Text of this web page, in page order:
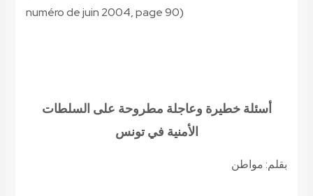
numéro de juin 2004, page 90)
أسئلة خطيرة وعاجلة مطروحة على السلطات
الأمنية في تونس
بقلم: مواطن